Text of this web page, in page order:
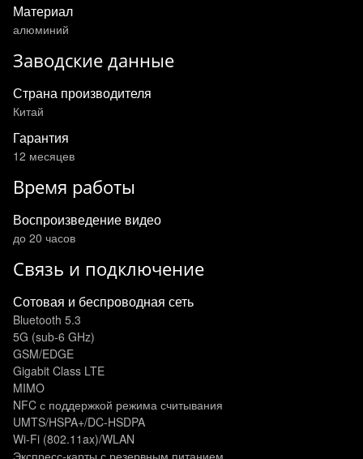
Материал
алюминий
Заводские данные
Страна производителя
Китай
Гарантия
12 месяцев
Время работы
Воспроизведение видео
до 20 часов
Связь и подключение
Сотовая и беспроводная сеть
Bluetooth 5.3
5G (sub‑6 GHz)
GSM/EDGE
Gigabit Class LTE
MIMO
NFC с поддержкой режима считывания
UMTS/HSPA+/DC‑HSDPA
Wi-Fi (802.11​ax)/WLAN
Экспресс‑карты с резервным питанием